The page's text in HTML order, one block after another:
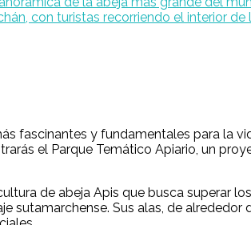
fascinantes y fundamentales para la
el Parque Temático Apiario, un
de abeja Apis que busca superar
sutamarchense. Sus alas, de